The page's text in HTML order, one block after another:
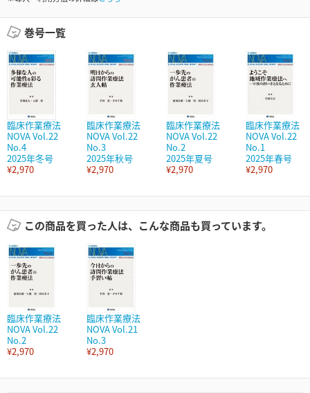
巻号一覧
臨床作業療法
NOVA Vol.22
No.4
2025年冬号
¥2,970
臨床作業療法
NOVA Vol.22
No.3
2025年秋号
¥2,970
臨床作業療法
NOVA Vol.22
No.2
2025年夏号
¥2,970
臨床作業療法
NOVA Vol.22
No.1
2025年春号
¥2,970
この商品を買った人は、こんな商品も買っています。
臨床作業療法
NOVA Vol.22
No.2
¥2,970
臨床作業療法
NOVA Vol.21
No.3
¥2,970